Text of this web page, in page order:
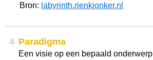
Bron: labyrinth.rienkjonker.nl
4 Paradigma
Een visie op een bepaald onderwerp